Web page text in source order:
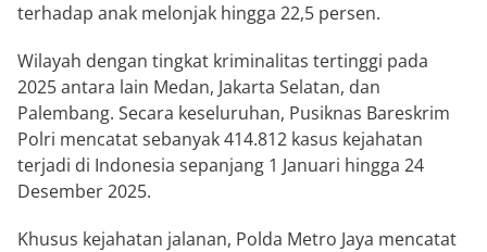
terhadap anak melonjak hingga 22,5 persen.
Wilayah dengan tingkat kriminalitas tertinggi pada
2025 antara lain Medan, Jakarta Selatan, dan
Palembang. Secara keseluruhan, Pusiknas Bareskrim
Polri mencatat sebanyak 414.812 kasus kejahatan
terjadi di Indonesia sepanjang 1 Januari hingga 24
Desember 2025.
Khusus kejahatan jalanan, Polda Metro Jaya mencatat